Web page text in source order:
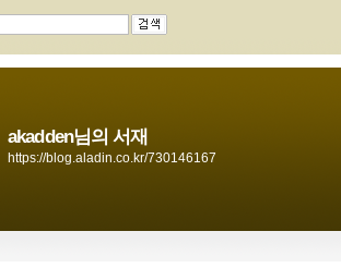
akadden님의 서재
https://blog.aladin.co.kr/730146167